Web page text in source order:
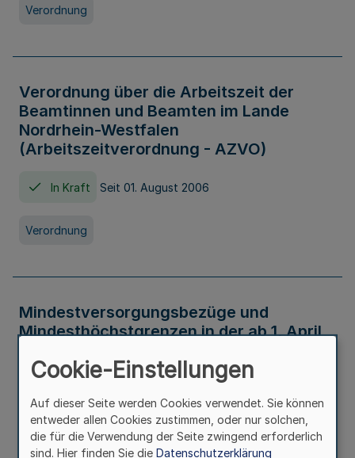
Verordnung
Verordnung über die Arbeitszeit der
Beamtinnen und Beamten im Lande
Nordrhein-Westfalen
(Arbeitszeitverordnung - AZVO)
In Kraft Seit 01. August 2006
Verordnung
Mindestversorgungsbezüge und
Mindesthöchstgrenzen in der ab 1. April
Verwaltungsvorschrift
Cookie-Einstellungen
Auf dieser Seite werden Cookies verwendet. Sie können
entweder allen Cookies zustimmen, oder nur solchen,
die für die Verwendung der Seite zwingend erforderlich
sind. Hier finden Sie die Datenschutzerklärung